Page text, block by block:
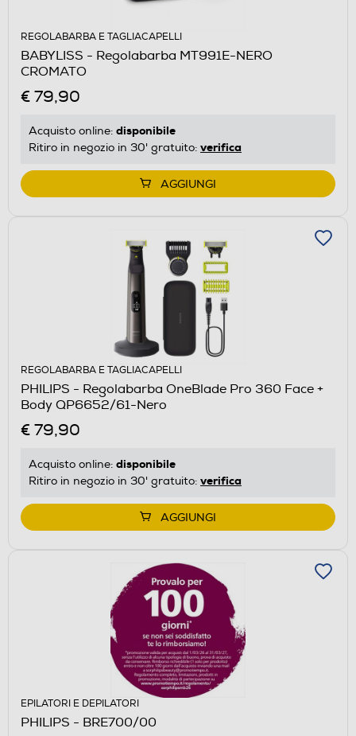
REGOLABARBA E TAGLIACAPELLI
BABYLISS - Regolabarba MT991E-NERO
CROMATO
€ 79,90
Acquisto online: disponibile
Ritiro in negozio in 30' gratuito: verifica
AGGIUNGI
REGOLABARBA E TAGLIACAPELLI
PHILIPS - Regolabarba OneBlade Pro 360 Face +
Body QP6652/61-Nero
€ 79,90
Acquisto online: disponibile
Ritiro in negozio in 30' gratuito: verifica
AGGIUNGI
EPILATORI E DEPILATORI
PHILIPS - BRE700/00